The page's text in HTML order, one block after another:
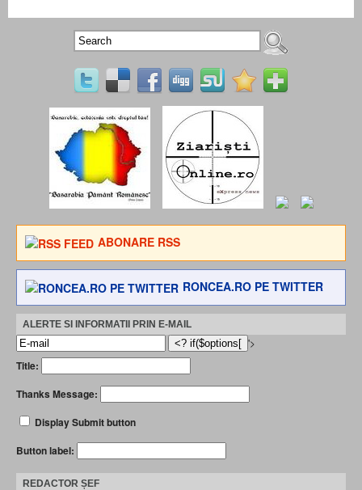
ABONARE RSS
RONCEA.RO PE TWITTER
ALERTE SI INFORMATII PRIN E-MAIL
'>
Title:
Thanks Message:
Display Submit button
Button label:
REDACTOR ȘEF